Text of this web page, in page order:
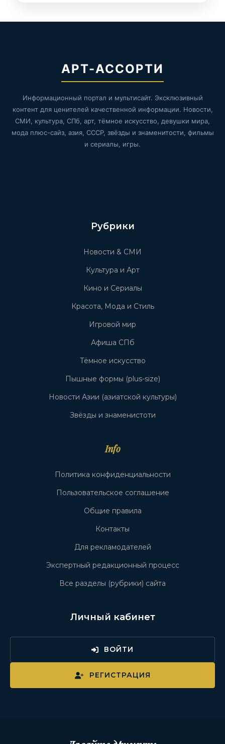
АРТ-АССОРТИ
Информационный портал и мультисайт. Эксклюзивный
контент для ценителей качественной информации. Новости,
СМИ, культура, СПб, арт, тёмное искусство, девушки мира,
мода плюс-сайз, азия, СССР, звёзды и знаменитости, фильмы
и сериалы, игры.
Рубрики
Новости & СМИ
Культура и Арт
Кино и Сериалы
Красота, Мода и Стиль
Игровой мир
Афиша СПб
Тёмное искусство
Пышные формы (plus-size)
Новости Азии (азиатской культуры)
Звёзды и знаменистоти
Info
Политика конфиденциальности
Пользовательское соглашение
Общие правила
Контакты
Для рекламодателей
Экспертный редакционный процесс
Все разделы (рубрики) сайта
Личный кабинет
ВОЙТИ
РЕГИСТРАЦИЯ